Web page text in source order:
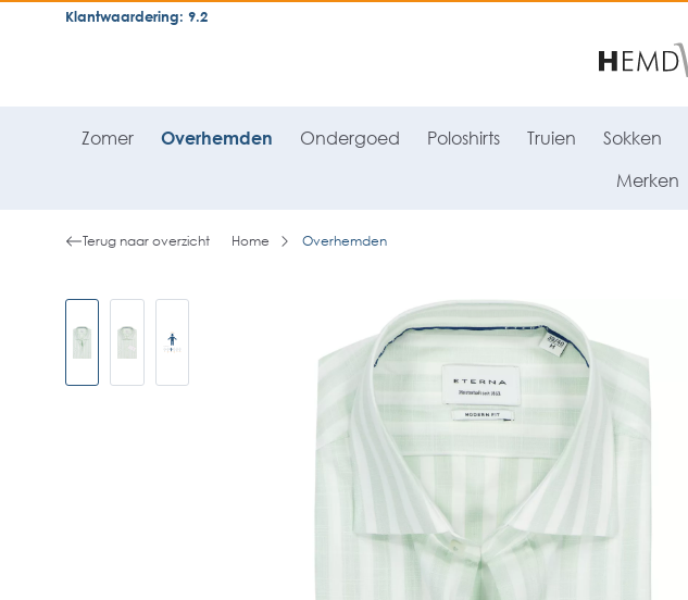
general.skipToNavigation
Klantwaardering: 9.2
Zomer Overhemden Ondergoed Poloshirts Truien Sokken
Merken
Terug naar overzicht Home Overhemden